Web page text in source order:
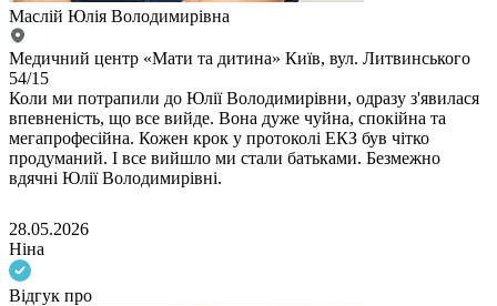
Маслій Юлія Володимирівна
Медичний центр «Мати та дитина» Київ, вул. Литвинського
54/15
Коли ми потрапили до Юлії Володимирівни, одразу з'явилася
впевненість, що все вийде. Вона дуже чуйна, спокійна та
мегапрофесійна. Кожен крок у протоколі ЕКЗ був чітко
продуманий. І все вийшло ми стали батьками. Безмежно
вдячні Юлії Володимирівні.
28.05.2026
Ніна
Відгук про